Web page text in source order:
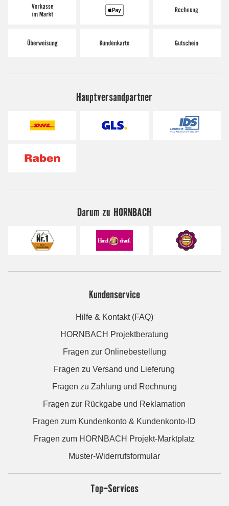
Hauptversandpartner
Darum zu HORNBACH
Kundenservice
Hilfe & Kontakt (FAQ)
HORNBACH Projektberatung
Fragen zur Onlinebestellung
Fragen zu Versand und Lieferung
Fragen zu Zahlung und Rechnung
Fragen zur Rückgabe und Reklamation
Fragen zum Kundenkonto & Kundenkonto-ID
Fragen zum HORNBACH Projekt-Marktplatz
Muster-Widerrufsformular
Top-Services